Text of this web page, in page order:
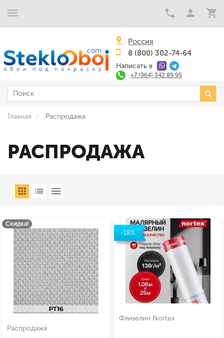
Россия
8 (800) 302-74-64
Написать в
+7 (964) 342 89 95
Главная Распродажа
РАСПРОДАЖА
Скидка!
Распродажа
-18%
Флизелин Nortex